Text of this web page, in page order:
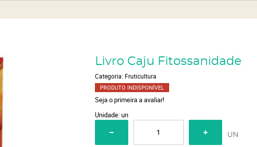
Livro Caju Fitossanidade
Categoria: Fruticultura
PRODUTO INDISPONÍVEL
Seja o primeira a avaliar!
Unidade: un
UN